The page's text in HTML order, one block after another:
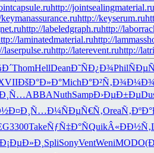
http://jointsealingmaterial.ru
http://keyserum.ru
http://labeledgraph.ruhttp://
laminatedmaterial.ruhttp://
laserpulse.ruhttp://laterevent.ruhttp://
ThomHellDeanÐ˜ÑÐ¿Ð¾Phil
ÐšÐ°Ð»Ð°MichÐ°Ð²Ñ‚Ð¾
ABBANuthSampÐ›ÐµÐ±Ðµ
Ð¤Ð¸Ñ…Ð¼ÑÐµÑ€Ñ‚Orea
3300TakeÑƒÑ‡Ð°ÑQuikÂ«ÐÐ½Ñ‚
Ð¡ÐµÐ»Ð¸ SpliSonyVentWeniMODO